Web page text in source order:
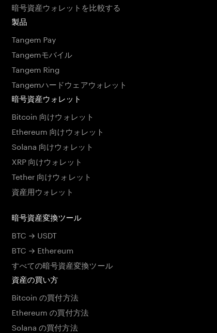
暗号資産ウォレットを比較する
製品
Tangem Pay
Tangemモバイル
Tangem Ring
Tangemハードウェアウォレット
暗号資産ウォレット
Bitcoin 向けウォレット
Ethereum 向けウォレット
Solana 向けウォレット
XRP 向けウォレット
Tether 向けウォレット
資産用ウォレット
暗号資産変換ツール
BTC → USDT
BTC → Ethereum
すべての暗号資産変換ツール
資産の買い方
Bitcoin の買付方法
Ethereum の買付方法
Solana の買付方法